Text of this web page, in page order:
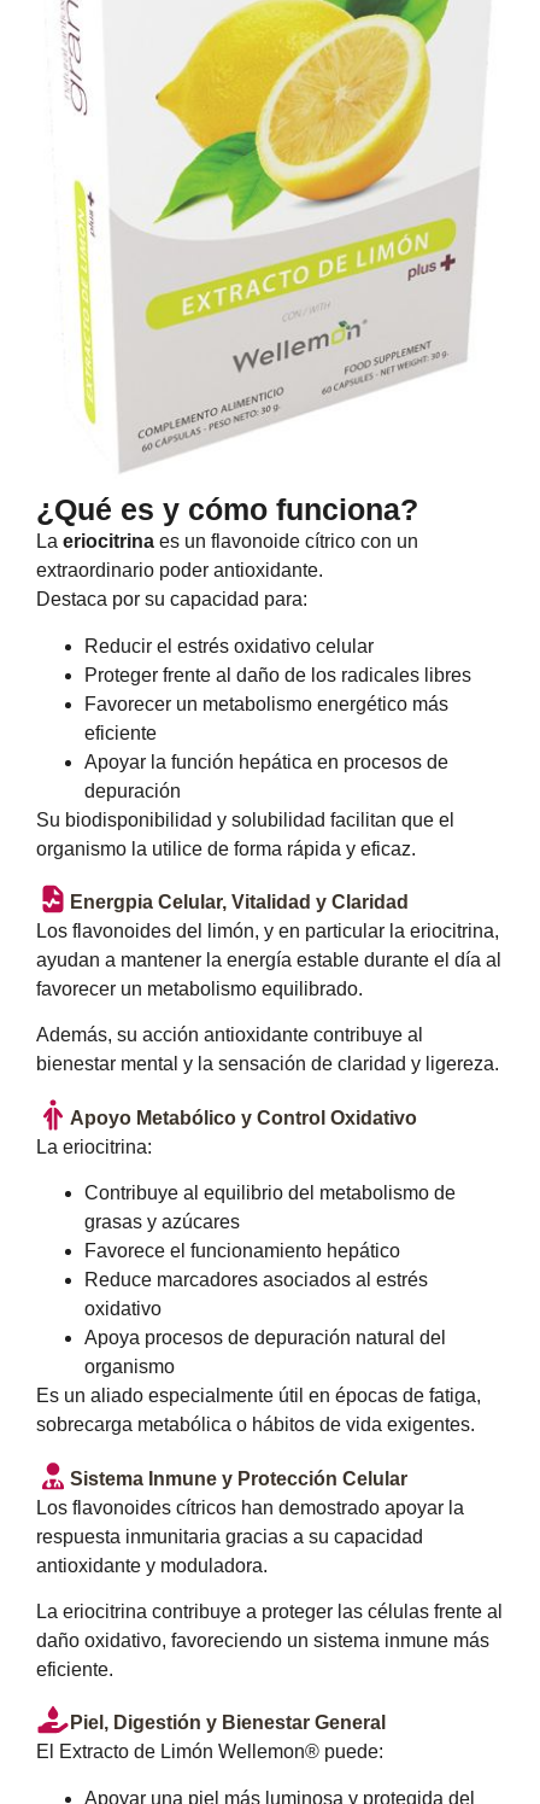
¿Qué es y cómo funciona?
La eriocitrina es un flavonoide cítrico con un
extraordinario poder antioxidante.
Destaca por su capacidad para:
Reducir el estrés oxidativo celular
Proteger frente al daño de los radicales libres
Favorecer un metabolismo energético más
eficiente
Apoyar la función hepática en procesos de
depuración
Su biodisponibilidad y solubilidad facilitan que el
organismo la utilice de forma rápida y eficaz.
Energpia Celular, Vitalidad y Claridad
Los flavonoides del limón, y en particular la eriocitrina,
ayudan a mantener la energía estable durante el día al
favorecer un metabolismo equilibrado.
Además, su acción antioxidante contribuye al
bienestar mental y la sensación de claridad y ligereza.
Apoyo Metabólico y Control Oxidativo
La eriocitrina:
Contribuye al equilibrio del metabolismo de
grasas y azúcares
Favorece el funcionamiento hepático
Reduce marcadores asociados al estrés
oxidativo
Apoya procesos de depuración natural del
organismo
Es un aliado especialmente útil en épocas de fatiga,
sobrecarga metabólica o hábitos de vida exigentes.
Sistema Inmune y Protección Celular
Los flavonoides cítricos han demostrado apoyar la
respuesta inmunitaria gracias a su capacidad
antioxidante y moduladora.
La eriocitrina contribuye a proteger las células frente al
daño oxidativo, favoreciendo un sistema inmune más
eficiente.
Piel, Digestión y Bienestar General
El Extracto de Limón Wellemon® puede:
Apoyar una piel más luminosa y protegida del